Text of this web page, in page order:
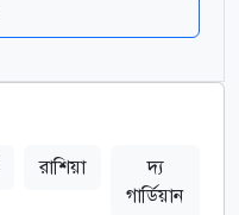
রাশিয়া
দ্য
গার্ডিয়ান